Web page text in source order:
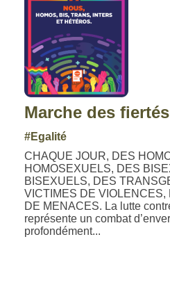
Marche des
#Egalité
CHAQUE JOUR, DES
HOMOSEXUELS, DES
BISEXUELS, DES
VICTIMES DE VIOLENCES,
DE MENACES. La lutte
représente un combat
profondément...